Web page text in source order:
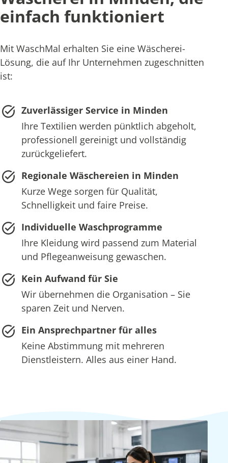
einfach funktioniert
Mit WaschMal erhalten Sie eine Wäscherei-
Lösung, die auf Ihr Unternehmen zugeschnitten
ist:
Zuverlässiger Service in Minden
Ihre Textilien werden pünktlich abgeholt,
professionell gereinigt und vollständig
zurückgeliefert.
Regionale Wäschereien in Minden
Kurze Wege sorgen für Qualität,
Schnelligkeit und faire Preise.
Individuelle Waschprogramme
Ihre Kleidung wird passend zum Material
und Pflegeanweisung gewaschen.
Kein Aufwand für Sie
Wir übernehmen die Organisation – Sie
sparen Zeit und Nerven.
Ein Ansprechpartner für alles
Keine Abstimmung mit mehreren
Dienstleistern. Alles aus einer Hand.